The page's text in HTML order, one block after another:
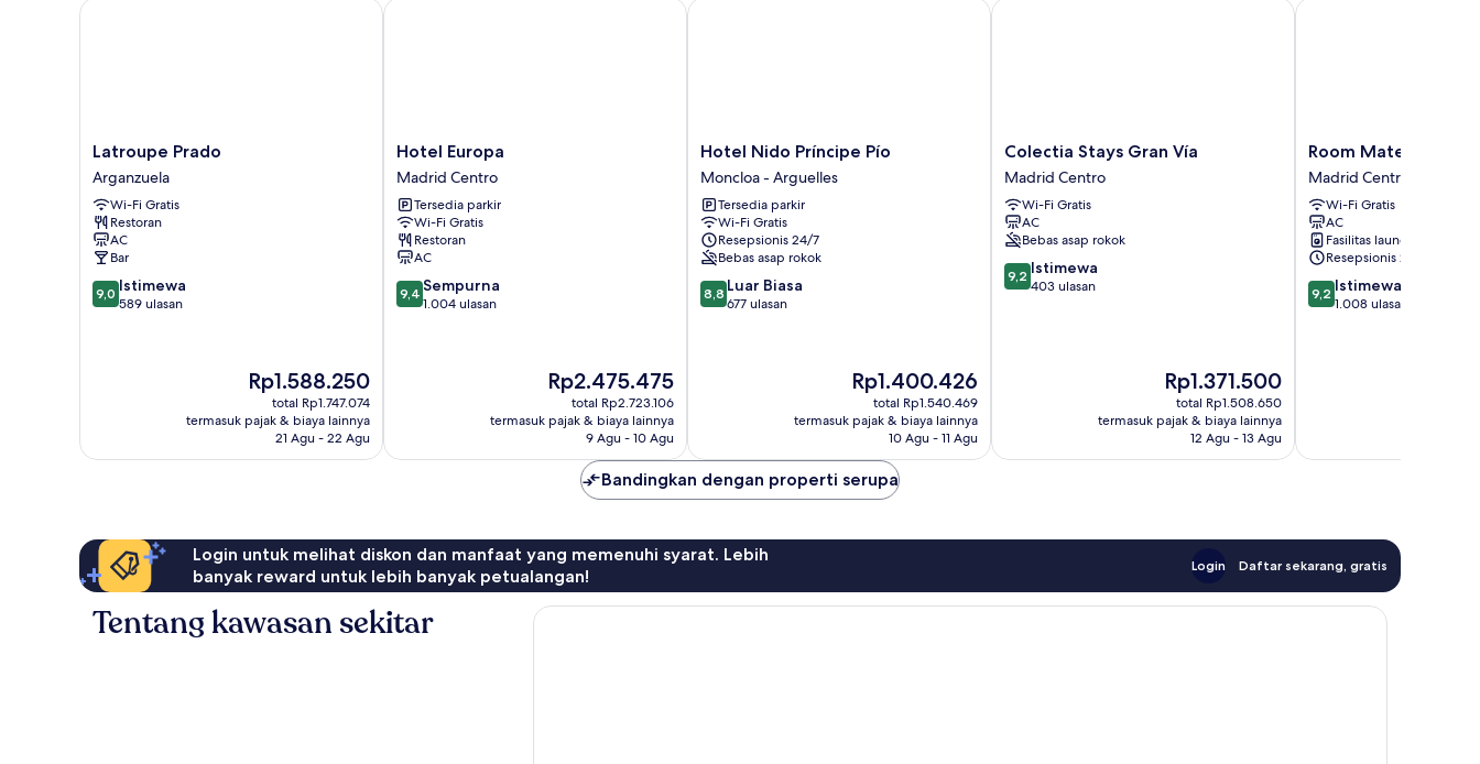
Latroupe
Prado
Arganzuela
Latroupe Prado
Arganzuela
Wi-Fi Gratis
Restoran
AC
Bar
9.0
dari
9,0 Istimewa
589 ulasan
Harga
sekarang
Rp1.588.250
Rp1.588.250
total Rp1.747.074
termasuk pajak & biaya lainnya
21 Agu - 22 Agu
Latroupe Prado
Hotel
Europa
Madrid
Centro
Hotel Europa
Madrid Centro
Tersedia parkir
Wi-Fi Gratis
Restoran
AC
9.4
dari
9,4 Sempurna
1.004 ulasan
Harga
sekarang
Rp2.475.475
Rp2.475.475
total Rp2.723.106
termasuk pajak & biaya lainnya
9 Agu - 10 Agu
Hotel Europa
Hotel
Nido
Príncipe
Pío
Moncloa
-
Arguelles
Hotel Nido Príncipe Pío
Moncloa - Arguelles
Tersedia parkir
Wi-Fi Gratis
Resepsionis 24/7
Bebas asap rokok
8.8
dari
8,8 Luar Biasa
677 ulasan
Harga
sekarang
Rp1.400.426
Rp1.400.426
total Rp1.540.469
termasuk pajak & biaya lainnya
10 Agu - 11 Agu
Hotel Nido Príncipe Pío
Colectia
Stays
Gran
Vía
Madrid
Centro
Colectia Stays Gran Vía
Madrid Centro
Wi-Fi Gratis
AC
Bebas asap rokok
9.2
dari
9,2 Istimewa
403 ulasan
Harga
sekarang
Rp1.371.500
Rp1.371.500
total Rp1.508.650
termasuk pajak & biaya lainnya
12 Agu - 13 Agu
Colectia Stays Gran Vía
Room
Mate
Mario,
Madrid
Madrid
Centro
Room Mate Mario,
Madrid Centro
Wi-Fi Gratis
AC
Fasilitas laundry
Resepsionis 24/7
9.2
dari
9,2 Istimewa
1.008 ulasan
Room Mate Mario,
Bandingkan dengan properti serupa
Login untuk melihat diskon dan manfaat yang memenuhi syarat. Lebih
banyak reward untuk lebih banyak petualangan!
Login Daftar sekarang, gratis
Tentang kawasan sekitar